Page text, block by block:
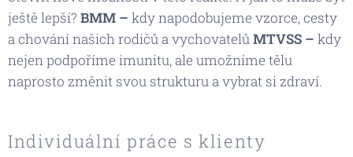
ještě lepší? BMM – kdy napodobujeme vzorce, cesty
a chování našich rodičů a vychovatelůMTVSS – kdy
nejen podpoříme imunitu, ale umožníme tělu
naprosto změnit svou strukturu a vybrat si zdraví.
Individuální práce s klienty